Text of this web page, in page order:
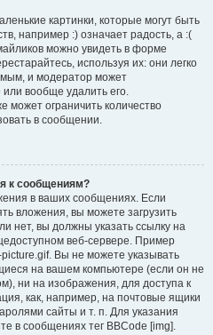
картинки, которые могут быть
например :) означает радость, а :(
можно увидеть в форме
используя их: они легко
и модератор может
вообще удалить его.
может ограничить количество
в сообщении.
к сообщениям?
в ваших сообщениях. Если
вложения, вы можете загрузить
нет, вы должны указать ссылку на
веб-сервере. Пример
Вы не можете указывать
на вашем компьютере (если он не
ни на изображения, для доступа к
как, например, на почтовые ящики
сайты и т. п. Для указания
в сообщениях тег BBCode [img].